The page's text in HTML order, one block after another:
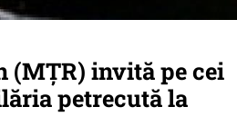
(MȚR) invită pe cei
petrecută la